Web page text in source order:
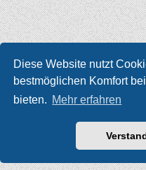
Diese Website nutzt
bestmöglichen Komfort
bieten. Mehr erfahren